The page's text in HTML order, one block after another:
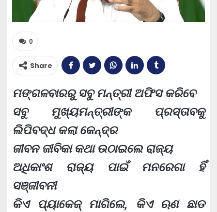
0
Share
ମଙ୍ଗଳବାରରୁ ସବୁ ମନ୍ତ୍ରୀ ଅଫିସ କରିବେ
ସବୁ ମୁଖ୍ୟମନ୍ତ୍ରୀଙ୍କ ପ୍ରସ୍ତାବକୁ
ଲିପିବଦ୍ଧ କଲା କେନ୍ଦ୍ର
ଜୀବନ ଜୀବିକା କଥା ଉଠାଇଲେ ରାଜ୍ୟ
ଅଧିକାଂଶ ରାଜ୍ୟ ପାଇଁ ମନରେଗା ହିଁ
ସଞ୍ଜୀବନୀ
କିଏ ପ୍ୟାକେଜ୍ ମାଗିଲେ, କିଏ ଋଣ ଛାଡ